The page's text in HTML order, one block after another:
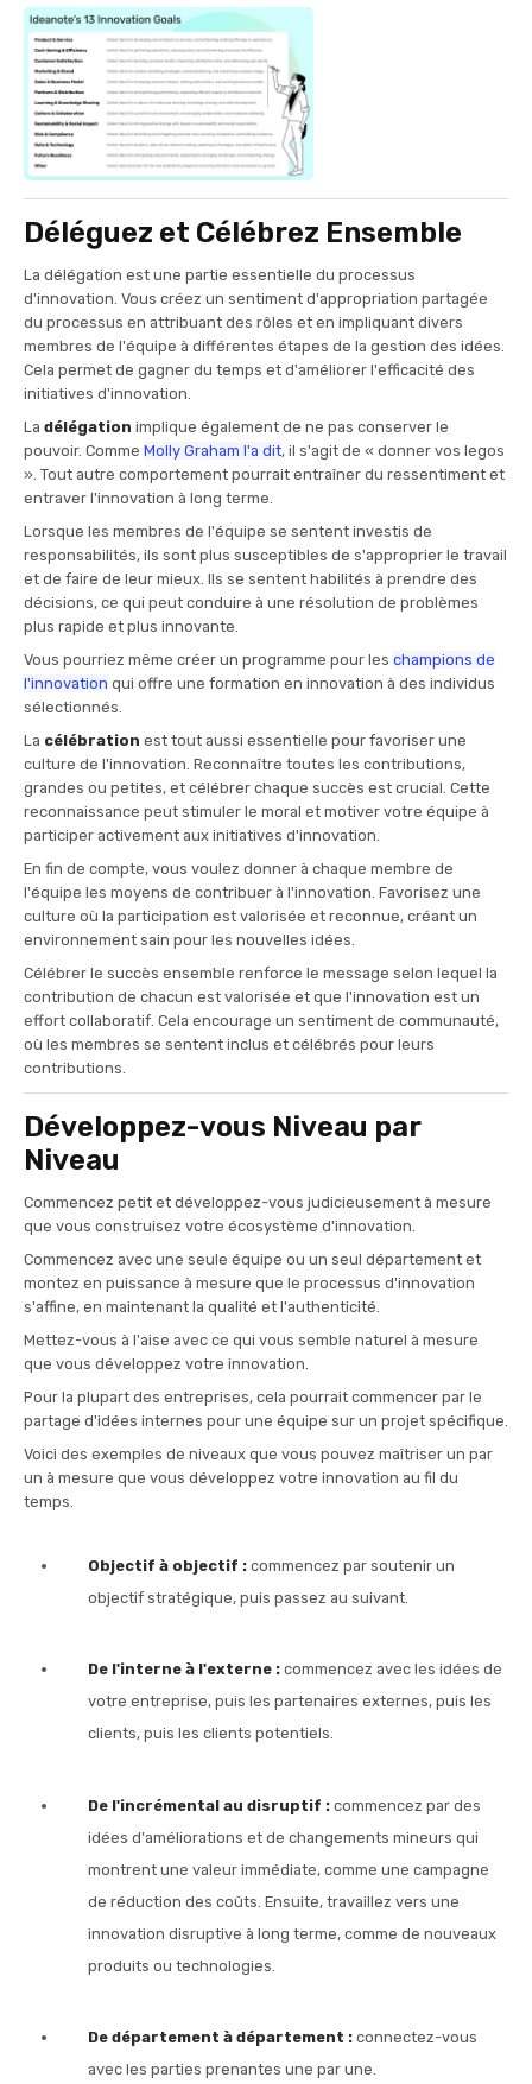
Déléguez et Célébrez Ensemble
La délégation est une partie essentielle du processus
d'innovation. Vous créez un sentiment d'appropriation partagée
du processus en attribuant des rôles et en impliquant divers
membres de l'équipe à différentes étapes de la gestion des idées.
Cela permet de gagner du temps et d'améliorer l'efficacité des
initiatives d'innovation.
La délégation implique également de ne pas conserver le
pouvoir. Comme Molly Graham l'a dit, il s'agit de « donner vos legos
». Tout autre comportement pourrait entraîner du ressentiment et
entraver l'innovation à long terme.
Lorsque les membres de l'équipe se sentent investis de
responsabilités, ils sont plus susceptibles de s'approprier le travail
et de faire de leur mieux. Ils se sentent habilités à prendre des
décisions, ce qui peut conduire à une résolution de problèmes
plus rapide et plus innovante.
Vous pourriez même créer un programme pour les champions de
l'innovation qui offre une formation en innovation à des individus
sélectionnés.
La célébration est tout aussi essentielle pour favoriser une
culture de l'innovation. Reconnaître toutes les contributions,
grandes ou petites, et célébrer chaque succès est crucial. Cette
reconnaissance peut stimuler le moral et motiver votre équipe à
participer activement aux initiatives d'innovation.
En fin de compte, vous voulez donner à chaque membre de
l'équipe les moyens de contribuer à l'innovation. Favorisez une
culture où la participation est valorisée et reconnue, créant un
environnement sain pour les nouvelles idées.
Célébrer le succès ensemble renforce le message selon lequel la
contribution de chacun est valorisée et que l'innovation est un
effort collaboratif. Cela encourage un sentiment de communauté,
où les membres se sentent inclus et célébrés pour leurs
contributions.
Développez-vous Niveau par
Niveau
Commencez petit et développez-vous judicieusement à mesure
que vous construisez votre écosystème d'innovation.
Commencez avec une seule équipe ou un seul département et
montez en puissance à mesure que le processus d'innovation
s'affine, en maintenant la qualité et l'authenticité.
Mettez-vous à l'aise avec ce qui vous semble naturel à mesure
que vous développez votre innovation.
Pour la plupart des entreprises, cela pourrait commencer par le
partage d'idées internes pour une équipe sur un projet spécifique.
Voici des exemples de niveaux que vous pouvez maîtriser un par
un à mesure que vous développez votre innovation au fil du
temps.
Objectif à objectif : commencez par soutenir un
objectif stratégique, puis passez au suivant.
De l'interne à l'externe : commencez avec les idées de
votre entreprise, puis les partenaires externes, puis les
clients, puis les clients potentiels.
De l'incrémental au disruptif : commencez par des
idées d'améliorations et de changements mineurs qui
montrent une valeur immédiate, comme une campagne
de réduction des coûts. Ensuite, travaillez vers une
innovation disruptive à long terme, comme de nouveaux
produits ou technologies.
De département à département : connectez-vous
avec les parties prenantes une par une.